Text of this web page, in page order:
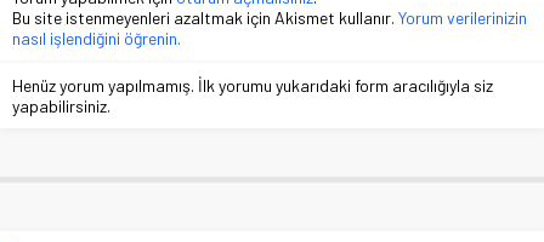
Bu site istenmeyenleri azaltmak için Akismet kullanır. Yorum verilerinizin
nasıl işlendiğini öğrenin.
Henüz yorum yapılmamış. İlk yorumu yukarıdaki form aracılığıyla siz
yapabilirsiniz.